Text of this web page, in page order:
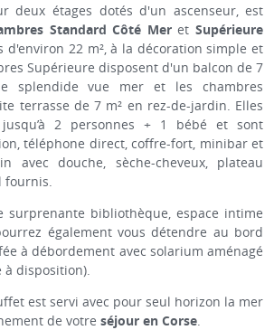
deux étages dotés d'un ascenseur, est
Standard Côté Meret Supérieure
d'environ 22 m², à la décoration simple et
Supérieure disposent d'un balcon de 7
splendide vue mer et les chambres
terrasse de 7 m² en rez-de-jardin. Elles
2 personnes + 1 bébé et sont
téléphone direct, coffre-fort, minibar et
avec douche, sèche-cheveux, plateau
fournis.
surprenante bibliothèque, espace intime
également vous détendre au bord
à débordement avec solarium aménagé
disposition).
est servi avec pour seul horizon la mer
de votre séjour en Corse.